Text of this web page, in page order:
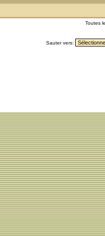
Toutes
Sauter vers: